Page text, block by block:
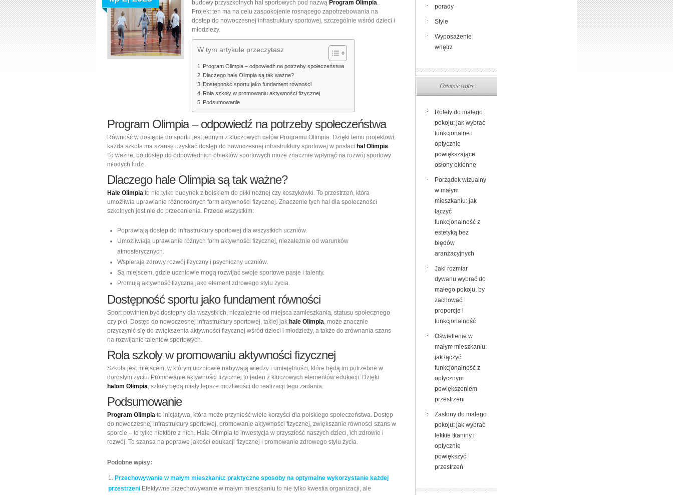
szkoły:
Dostępność
aktywności
fizycznej
budowy przyszkolnych hal sportowych pod nazwą Program Olimpia.
Projekt ten ma na celu zaspokojenie rosnącego zapotrzebowania na
dostęp do nowoczesnej infrastruktury sportowej, szczególnie wśród dzieci i
młodzieży.
W tym artykule przeczytasz
Program Olimpia – odpowiedź na potrzeby społeczeństwa
Dlaczego hale Olimpia są tak ważne?
Dostępność sportu jako fundament równości
Rola szkoły w promowaniu aktywności fizycznej
Podsumowanie
Program Olimpia – odpowiedź na potrzeby społeczeństwa
Równość w dostępie do sportu jest jednym z kluczowych celów Programu Olimpia. Dzięki temu projektowi,
każda szkoła ma szansę uzyskać dostęp do nowoczesnej infrastruktury sportowej w postaci hal Olimpia.
To ważne, bo dostęp do odpowiednich obiektów sportowych może znacznie wpłynąć na rozwój sportowy
młodych ludzi.
Dlaczego hale Olimpia są tak ważne?
Hale Olimpia to nie tylko budynek z boiskiem do piłki nożnej czy koszykówki. To przestrzeń, która
umożliwia uprawianie różnorodnych form aktywności fizycznej. Znaczenie tych hal dla społeczności
szkolnych jest nie do przecenienia. Przede wszystkim:
Poprawiają dostęp do infrastruktury sportowej dla wszystkich uczniów.
Umożliwiają uprawianie różnych form aktywności fizycznej, niezależnie od warunków
atmosferycznych.
Wspierają zdrowy rozwój fizyczny i psychiczny uczniów.
Są miejscem, gdzie uczniowie mogą rozwijać swoje sportowe pasje i talenty.
Promują aktywność fizyczną jako element zdrowego stylu życia.
Dostępność sportu jako fundament równości
Sport powinien być dostępny dla wszystkich, niezależnie od miejsca zamieszkania, statusu społecznego
czy płci. Dostęp do nowoczesnej infrastruktury sportowej, takiej jak hale Olimpia, może znacznie
przyczynić się do zwiększenia aktywności fizycznej wśród dzieci i młodzieży, a także do zrównania szans
na rozwijanie talentów sportowych.
Rola szkoły w promowaniu aktywności fizycznej
Szkoła jest miejscem, w którym uczniowie nabywają wiedzy i umiejętności, które będą im potrzebne w
dorosłym życiu. Promowanie aktywności fizycznej to jeden z kluczowych elementów edukacji. Dzięki
halom Olimpia, szkoły będą miały lepsze możliwości do realizacji tego zadania.
Podsumowanie
Program Olimpia to inicjatywa, która może przynieść wiele korzyści dla polskiego społeczeństwa. Dostęp
do nowoczesnej infrastruktury sportowej, promowanie aktywności fizycznej, zwiększanie równości szans w
sporcie – to tylko niektóre z nich. Hale Olimpia to inwestycja w przyszłość naszych dzieci, ich zdrowie i
rozwój. To szansa na poprawę jakości edukacji fizycznej i promowanie zdrowego stylu życia.
Podobne wpisy:
Przechowywanie w małym mieszkaniu: praktyczne sposoby na optymalne wykorzystanie każdej
przestrzeni Efektywne przechowywanie w małym mieszkaniu to nie tylko kwestia organizacji, ale
porady
Style
Wyposażenie
wnętrz
Ostatnie wpisy
Rolety do małego
pokoju: jak wybrać
funkcjonalne i
optycznie
powiększające
osłony okienne
Porządek wizualny
w małym
mieszkaniu: jak
łączyć
funkcjonalność z
estetyką bez
błędów
aranżacyjnych
Jaki rozmiar
dywanu wybrać do
małego pokoju, by
zachować
proporcje i
funkcjonalność
Oświetlenie w
małym mieszkaniu:
jak łączyć
funkcjonalność z
optycznym
powiększeniem
przestrzeni
Zasłony do małego
pokoju: jak wybrać
lekkie tkaniny i
optycznie
powiększyć
przestrzeń